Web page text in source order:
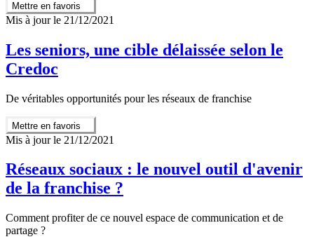
Mettre en favoris
Mis à jour le 21/12/2021
Les seniors, une cible délaissée selon le
Credoc
De véritables opportunités pour les réseaux de franchise
Mettre en favoris
Mis à jour le 21/12/2021
Réseaux sociaux : le nouvel outil d'avenir
de la franchise ?
Comment profiter de ce nouvel espace de communication et de
partage ?